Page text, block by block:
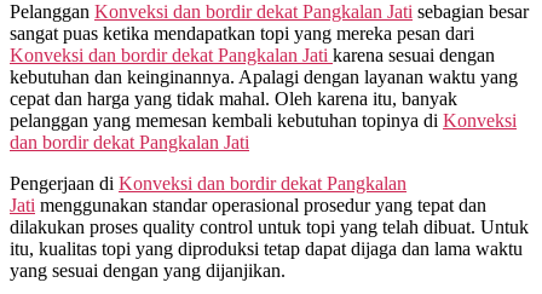
Pelanggan Konveksi dan bordir dekat Pangkalan Jati sebagian besar
sangat puas ketika mendapatkan topi yang mereka pesan dari
Konveksi dan bordir dekat Pangkalan Jati karena sesuai dengan
kebutuhan dan keinginannya. Apalagi dengan layanan waktu yang
cepat dan harga yang tidak mahal. Oleh karena itu, banyak
pelanggan yang memesan kembali kebutuhan topinya di Konveksi
dan bordir dekat Pangkalan Jati
Pengerjaan di Konveksi dan bordir dekat Pangkalan
Jati menggunakan standar operasional prosedur yang tepat dan
dilakukan proses quality control untuk topi yang telah dibuat. Untuk
itu, kualitas topi yang diproduksi tetap dapat dijaga dan lama waktu
yang sesuai dengan yang dijanjikan.